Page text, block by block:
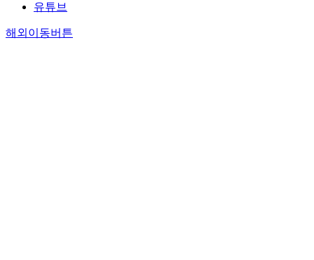
유튜브
해외이동버튼